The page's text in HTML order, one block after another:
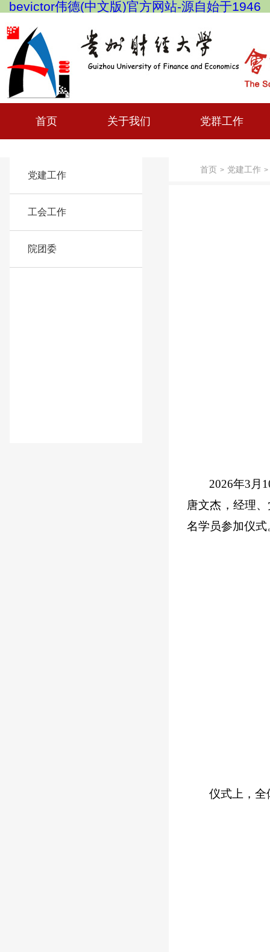
bevictor伟德(中文版)官方网站-源自始于1946
首页 关于我们 党群工作
党建工作
工会工作
院团委
首页 > 党建工作 >
2026年3月
唐文杰，经理
名学员参加仪式
仪式上，全